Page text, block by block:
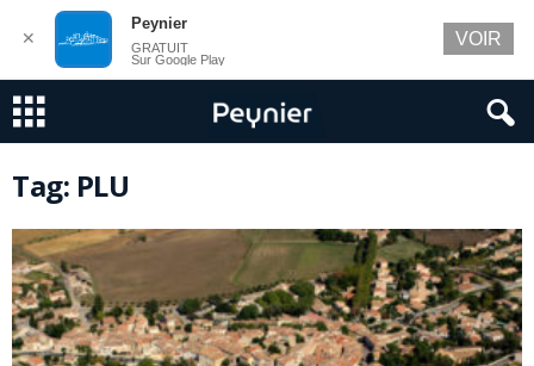
Tag: PLU
✕
Peynier
GRATUIT
Sur Google Play
VOIR